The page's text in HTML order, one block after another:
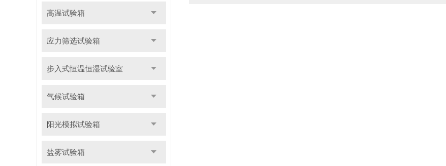
高温试验箱
应力筛选试验箱
步入式恒温恒湿试验室
气候试验箱
阳光模拟试验箱
盐雾试验箱